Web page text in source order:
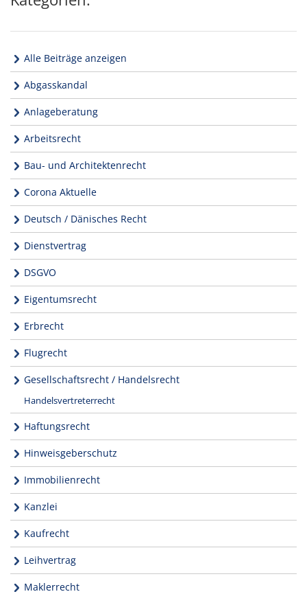
Alle Beiträge anzeigen
Abgasskandal
Anlageberatung
Arbeitsrecht
Bau- und Architektenrecht
Corona Aktuelle
Deutsch / Dänisches Recht
Dienstvertrag
DSGVO
Eigentumsrecht
Erbrecht
Flugrecht
Gesellschaftsrecht / Handelsrecht
Handelsvertreterrecht
Haftungsrecht
Hinweisgeberschutz
Immobilienrecht
Kanzlei
Kaufrecht
Leihvertrag
Maklerrecht